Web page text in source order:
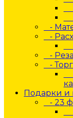
-
-
-
-
Подарки и
- 23